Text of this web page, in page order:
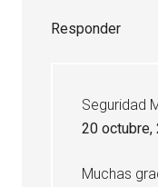
Responder
Seguridad
20 octubre,
Muchas